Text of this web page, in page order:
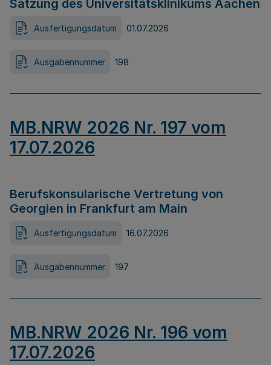
Satzung des Universitätsklinikums Aachen
Ausfertigungsdatum 01.07.2026
Ausgabennummer 198
MB.NRW 2026 Nr. 197 vom
17.07.2026
Berufskonsularische Vertretung von
Georgien in Frankfurt am Main
Ausfertigungsdatum 16.07.2026
Ausgabennummer 197
MB.NRW 2026 Nr. 196 vom
17.07.2026